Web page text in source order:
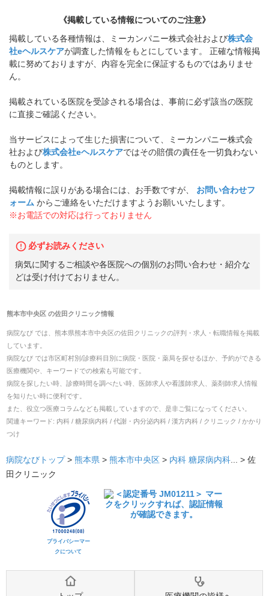
《掲載している情報についてのご注意》
掲載している各種情報は、ミーカンパニー株式会社および株式会
社eヘルスケアが調査した情報をもとにしています。 正確な情報掲
載に努めておりますが、内容を完全に保証するものではありませ
ん。
掲載されている医院を受診される場合は、事前に必ず該当の医院
に直接ご確認ください。
当サービスによって生じた損害について、ミーカンパニー株式会
社および株式会社eヘルスケアではその賠償の責任を一切負わない
ものとします。
掲載情報に誤りがある場合には、お手数ですが、
お問い合わせフ
ォーム からご連絡をいただけますようお願いいたします。
※お電話での対応は行っておりません
必ずお読みください
病気に関するご相談や各医院への個別のお問い合わせ・紹介な
どは受け付けておりません。
熊本市中央区の佐田クリニック情報
病院なび では、 熊本県熊本市中央区の佐田クリニックの評判・求人・転職情報を掲載
しています。
病院なび では市区町村別/診療科目別に病院・医院・薬局を探せるほか、予約ができる
医療機関や、キーワードでの検索も可能です。
病院を探したい時、診療時間を調べたい時、医師求人や看護師求人、薬剤師求人情報
を知りたい時に便利です。
また、役立つ医療コラムなども掲載していますので、是非ご覧になってください。
関連キーワード: 内科 / 糖尿病内科 / 代謝・内分泌内科 / 漢方内科 / クリニック / かかり
つけ
病院なびトップ> 熊本県 > 熊本市中央区 > 内科 糖尿病内科 ... > 佐
田クリニック
プライバシーマー
クについて